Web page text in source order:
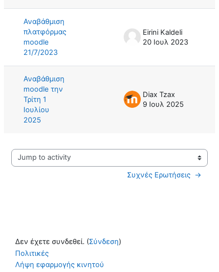
Αναβάθμιση
πλατφόρμας
moodle
21/7/2023
Eirini Kaldeli
20 Ιουλ 2023
Αναβάθμιση
moodle την
Τρίτη 1
Ιουλίου
2025
Diax Tzax
9 Ιουλ 2025
Jump to activity
Συχνές Ερωτήσεις  →
Δεν έχετε συνδεθεί. (Σύνδεση)
Πολιτικές
Λήψη εφαρμογής κινητού